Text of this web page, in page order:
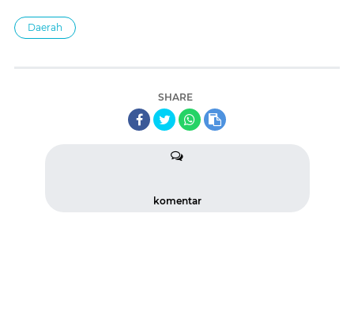
Daerah
SHARE
komentar